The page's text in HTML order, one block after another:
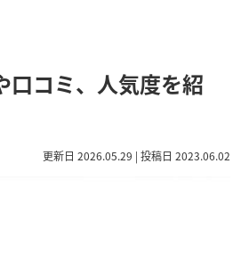
口コミ、人気度を紹
更新日 2026.05.29 | 投稿日 2023.06.02